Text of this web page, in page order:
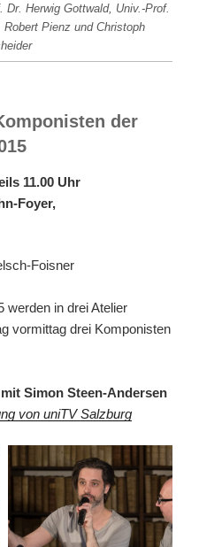
Herwig Gottwald, Univ.-Prof.
Pienz und Christoph
der
11.00 Uhr
Foyer,
Foisner
werden in drei Atelier
vormittag drei Komponisten
Simon Steen-Andersen
von uniTV Salzburg